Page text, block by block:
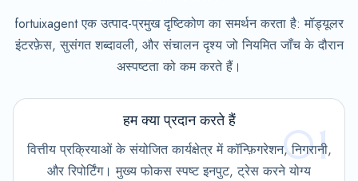
fortuixagent एक उत्पाद-प्रमुख दृष्टिकोण का समर्थन करता है: मॉड्यूलर
इंटरफ़ेस, सुसंगत शब्दावली, और संचालन दृश्य जो नियमित जाँच के दौरान
अस्पष्टता को कम करते हैं।
01
हम क्या प्रदान करते हैं
वित्तीय प्रक्रियाओं के संयोजित कार्यक्षेत्र में कॉन्फ़िगरेशन, निगरानी,
और रिपोर्टिंग। मुख्य फोकस स्पष्ट इनपुट, ट्रेस करने योग्य